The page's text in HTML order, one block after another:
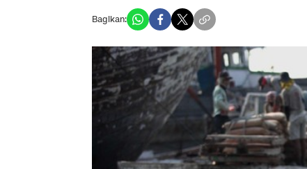
Bagikan: